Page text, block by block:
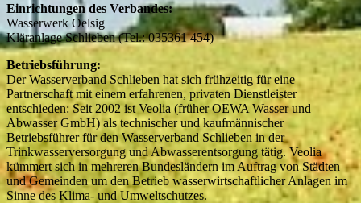
Einrichtungen des Verbandes:
Wasserwerk Oelsig
Kläranlage Schlieben (Tel.: 035361 454)
Betriebsführung:
Der Wasserverband Schlieben hat sich frühzeitig für eine
Partnerschaft mit einem erfahrenen, privaten Dienstleister
entschieden: Seit 2002 ist Veolia (früher OEWA Wasser und
Abwasser GmbH) als technischer und kaufmännischer
Betriebsführer für den Wasserverband Schlieben in der
Trinkwasserversorgung und Abwasserentsorgung tätig. Veolia
kümmert sich in mehreren Bundesländern im Auftrag von Städten
und Gemeinden um den Betrieb wasserwirtschaftlicher Anlagen im
Sinne des Klima- und Umweltschutzes.